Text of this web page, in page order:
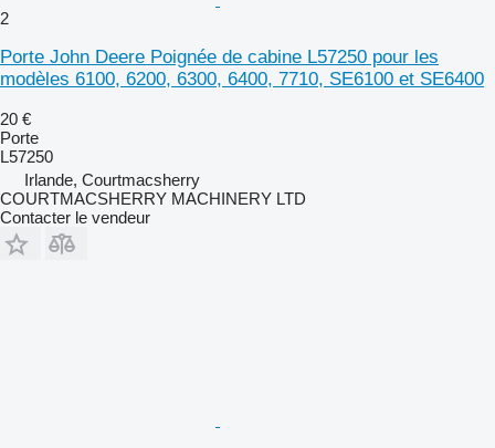
2
Porte John Deere Poignée de cabine L57250 pour les
modèles 6100, 6200, 6300, 6400, 7710, SE6100 et SE6400
20 €
Porte
L57250
Irlande, Courtmacsherry
COURTMACSHERRY MACHINERY LTD
Contacter le vendeur